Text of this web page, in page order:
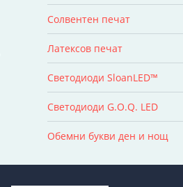
Солвентен печат
Латексов печат
Светодиоди SloanLED™
Светодиоди G.O.Q. LED
Обемни букви ден и нощ